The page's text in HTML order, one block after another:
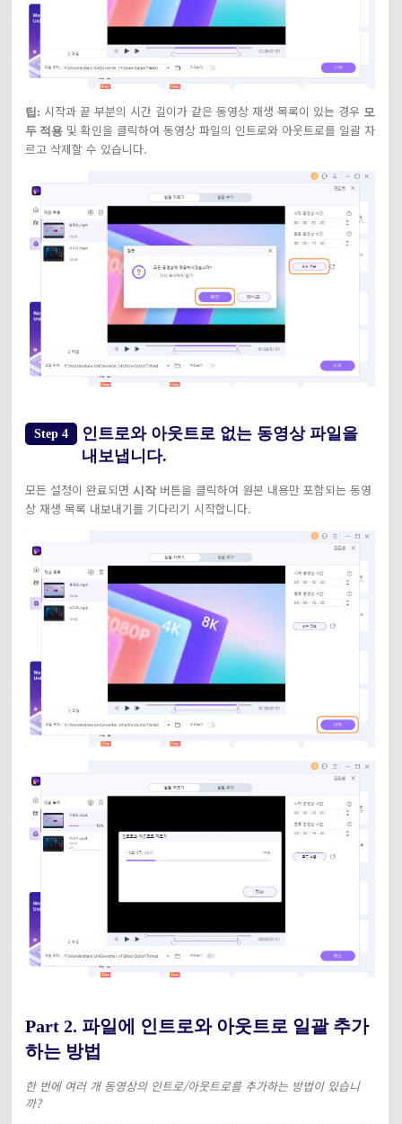
팁: 시작과 끝 부분의 시간 길이가 같은 동영상 재생 목록이 있는 경우 모
두 적용및 확인을 클릭하여 동영상 파일의 인트로와 아웃트로를 일괄 자
르고 삭제할 수 있습니다.
Step 4
인트로와 아웃트로 없는 동영상 파일을
내보냅니다.
모든 설정이 완료되면 시작버튼을 클릭하여 원본 내용만 포함되는 동영
상 재생 목록 내보내기를 기다리기 시작합니다.
Part 2. 파일에 인트로와 아웃트로 일괄 추가
하는 방법
한 번에 여러 개 동영상의 인트로/아웃트로를 추가하는 방법이 있습니
까?